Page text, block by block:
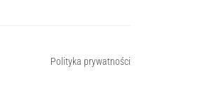
Polityka prywatności